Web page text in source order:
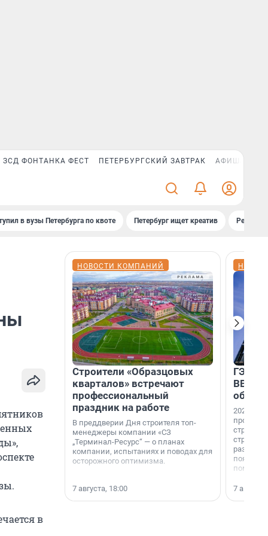
ЗСД ФОНТАНКА ФЕСТ ПЕТЕРБУРГСКИЙ ЗАВТРАК АФИША PLUS
в вузы Петербурга по квоте Петербург ищет креатив
в
НОВОСТИ КОМПАНИЙ
Строители «Образцовых
кварталов» встречают
профессиональный
праздник на работе
В преддверии Дня строителя топ-
менеджеры компании «СЗ
„Терминал-Ресурс“ — о планах
компании, испытаниях и поводах для
осторожного оптимизма.
7 августа, 18:00
ГЭС,
ВВП: в
об
2026-й —
раз. В
7